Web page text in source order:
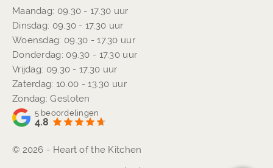
Maandag: 09.30 - 17.30 uur
Dinsdag: 09.30 - 17.30 uur
Woensdag: 09.30 - 17.30 uur
Donderdag: 09.30 - 17.30 uur
Vrijdag: 09.30 - 17.30 uur
Zaterdag: 10.00 - 13.30 uur
Zondag: Gesloten
5beoordelingen
4.8
© 2026 - Heart of the Kitchen